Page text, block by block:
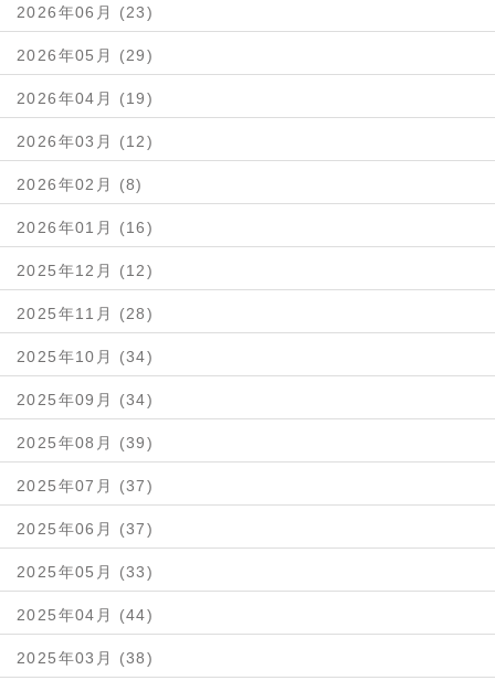
2026年06月 (23)
2026年05月 (29)
2026年04月 (19)
2026年03月 (12)
2026年02月 (8)
2026年01月 (16)
2025年12月 (12)
2025年11月 (28)
2025年10月 (34)
2025年09月 (34)
2025年08月 (39)
2025年07月 (37)
2025年06月 (37)
2025年05月 (33)
2025年04月 (44)
2025年03月 (38)